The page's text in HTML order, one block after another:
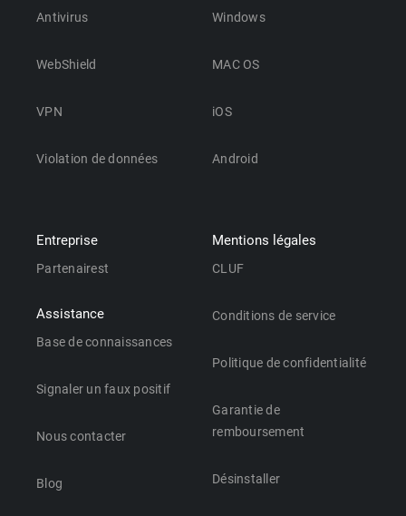
Antivirus
WebShield
VPN
Violation de données
Windows
MAC OS
iOS
Android
Entreprise
Partenairest
Assistance
Base de connaissances
Signaler un faux positif
Nous contacter
Blog
Mentions légales
CLUF
Conditions de service
Politique de confidentialité
Garantie de
remboursement
Désinstaller